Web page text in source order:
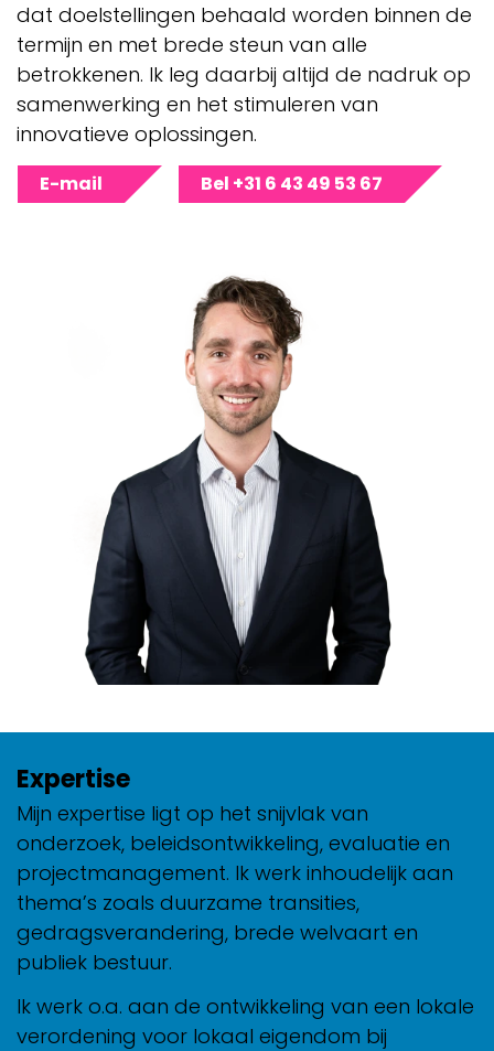
dat doelstellingen behaald worden binnen de
termijn en met brede steun van alle
betrokkenen. Ik leg daarbij altijd de nadruk op
samenwerking en het stimuleren van
innovatieve oplossingen.
E-mail Bel +31 6 43 49 53 67
Expertise
Mijn expertise ligt op het snijvlak van
onderzoek, beleidsontwikkeling, evaluatie en
projectmanagement. Ik werk inhoudelijk aan
thema’s zoals duurzame transities,
gedragsverandering, brede welvaart en
publiek bestuur.
Ik werk o.a. aan de ontwikkeling van een lokale
verordening voor lokaal eigendom bij